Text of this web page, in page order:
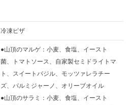
冷凍ピザ
●山頂のマルゲ：小麦、食塩、イースト
菌、トマトソース、自家製セミドライトマ
ト、スイートバジル、モッツァレラチー
ズ、パルミジャーノ、オリーブオイル
●山頂のサラミ：小麦、食塩、イースト